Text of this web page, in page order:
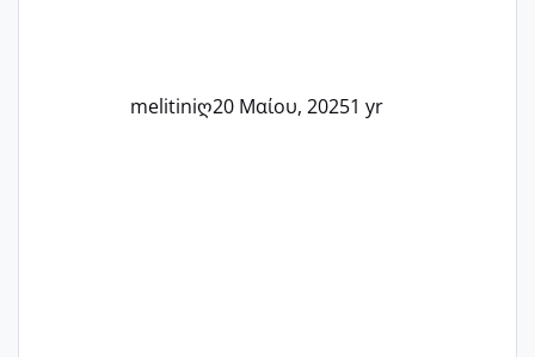
melitiniღ20 Μαίου, 20251 yr